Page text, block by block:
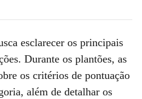
esclarecer os principais
Durante os plantões, as
os critérios de pontuação
além de detalhar os